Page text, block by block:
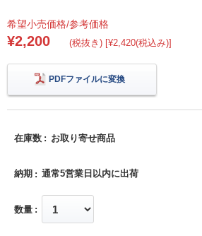
希望小売価格/参考価格
¥2,200 (税抜き) [¥2,420(税込み)]
PDFファイルに変換
在庫数 お取り寄せ商品
納期 通常5営業日以内に出荷
数量